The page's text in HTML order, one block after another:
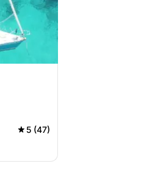
5 (47)